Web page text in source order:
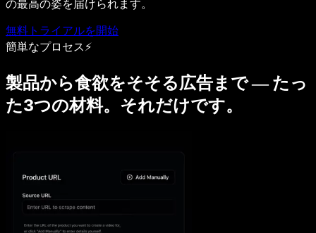
の最高の姿を届けられます。
無料トライアルを開始
簡単なプロセス⚡
製品から食欲をそそる広告まで ― たっ
た3つの材料。それだけです。